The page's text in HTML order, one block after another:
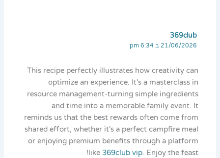
369club
21/06/2026 ב 6:34 pm
This recipe perfectly illustrates how creativity can
optimize an experience. It's a masterclass in
resource management-turning simple ingredients
and time into a memorable family event. It
reminds us that the best rewards often come from
shared effort, whether it's a perfect campfire meal
or enjoying premium benefits through a platform
like 369club vip. Enjoy the feast!